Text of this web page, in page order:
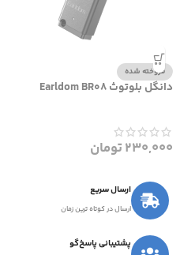
فروخته شده
دانگل بلوتوث Earldom BR08
230,000تومان
ارسال سریع
ارسال در کوتاه ترین زمان
پشتیبانی پاسخ‌گو